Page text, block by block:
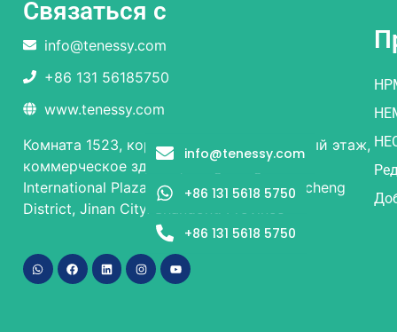
Связаться с
info@tenessy.com
+86 131 56185750
www.tenessy.com
Комната 1523, корпус 1 и корпус 2, первый этаж,
коммерческое здание, Rongsheng Times
International Plaza, № 9 Beiyuan Street, Licheng
District, Jinan City, Shandong Province
info@tenessy.com
+86 131 5618 5750
+86 131 5618 5750